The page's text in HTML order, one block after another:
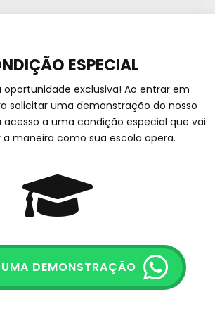
ESPECIAL
oportunidade exclusiva! Ao entrar em
solicitar uma demonstração do nosso
a uma condição especial que vai
maneira como sua escola opera.
DEMONSTRAÇÃO